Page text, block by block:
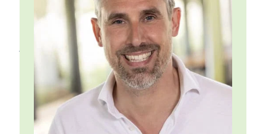
(uiteraard!) ook de targets halen.
Benieuwd wat ik voor je kan betekenen of ben
je gewoon nieuwsgierig waarom ik graag
dingen verbeter? Neem contact met me op!